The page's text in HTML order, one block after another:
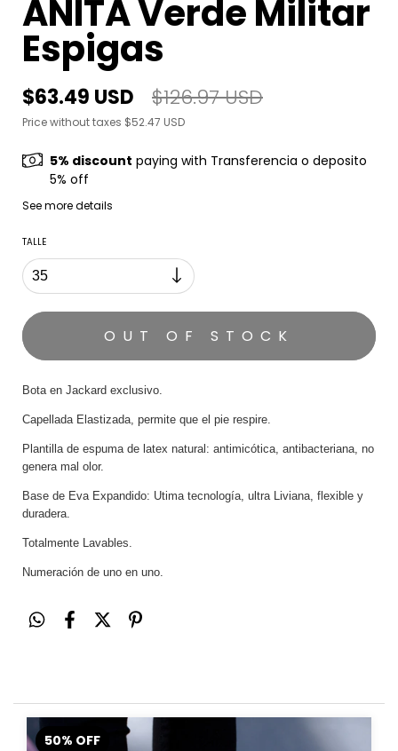
ANITA Verde Militar
Espigas
$63.49 USD $126.97 USD
Price without taxes $52.47 USD
5% discount paying with Transferencia o deposito
5% off
See more details
TALLE
Bota en Jackard exclusivo.
Capellada Elastizada, permite que el pie respire.
Plantilla de espuma de latex natural: antimicótica, antibacteriana, no
genera mal olor.
Base de Eva Expandido: Utima tecnología, ultra Liviana, flexible y
duradera.
Totalmente Lavables.
Numeración de uno en uno.
50% OFF